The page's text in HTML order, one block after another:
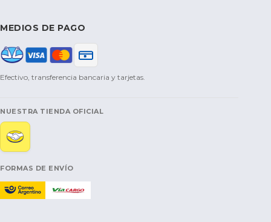
MEDIOS DE PAGO
Efectivo, transferencia bancaria y tarjetas.
NUESTRA TIENDA OFICIAL
FORMAS DE ENVÍO